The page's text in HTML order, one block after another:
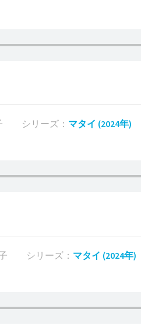
シリーズ： マタイ (2024年)
シリーズ： マタイ (2024年)